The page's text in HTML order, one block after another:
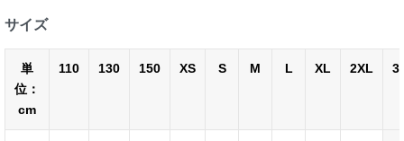
サイズ
単
位：
cm
110 130 150 XS S M L XL 2XL